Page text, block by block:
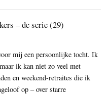
– de serie (29)
mij een persoonlijke tocht. Ik
ik kan niet zo veel met
en weekend-retraites die ik
op – over starre